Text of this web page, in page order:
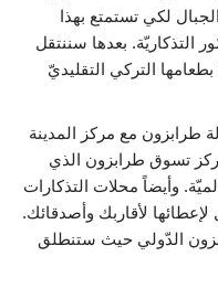
لكي تستمتع بهذا
التذكاريّة. بعدها سننتقل
التركي التقليديّ
طرابزون مع مركز المدينة
تسوق طرابزون الذي
وأيضاً محلات التذكارات
لأقاربك وأصدقائك.
الدّولي حيث ستنطلق